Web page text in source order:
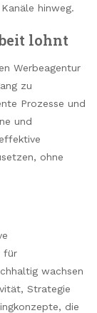
hinweg.
lohnt
Werbeagentur
zu
Prozesse und
und
ohne
für
wachsen
Strategie
die